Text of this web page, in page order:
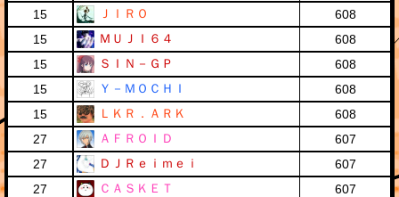
15
ＪＩＲＯ
608
15
ＭＵＪＩ６４
608
15
ＳＩＮ－ＧＰ
608
15
Ｙ－ＭＯＣＨＩ
608
15
ＬＫＲ．ＡＲＫ
608
27
ＡＦＲＯＩＤ
607
27
ＤＪＲｅｉｍｅｉ
607
27
ＣＡＳＫＥＴ
607